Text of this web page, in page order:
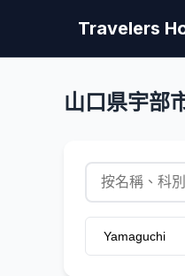
Travelers
山口県宇部